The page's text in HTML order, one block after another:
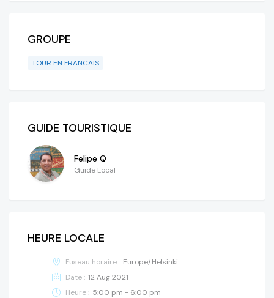
GROUPE
TOUR EN FRANCAIS
GUIDE TOURISTIQUE
Felipe Q
Guide Local
HEURE LOCALE
Fuseau horaire : Europe/Helsinki
Date : 12 Aug 2021
Heure : 5:00 pm - 6:00 pm